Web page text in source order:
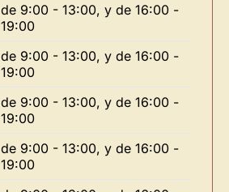
de 9:00 - 13:00, y de 16:00 -
19:00
de 9:00 - 13:00, y de 16:00 -
19:00
de 9:00 - 13:00, y de 16:00 -
19:00
de 9:00 - 13:00, y de 16:00 -
19:00